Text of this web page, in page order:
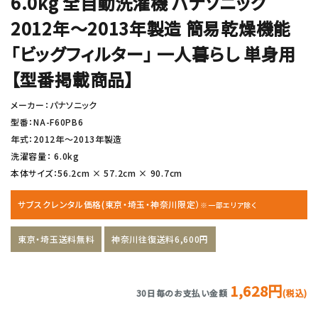
2012年〜2013年製造 簡易乾燥機能
「ビッグフィルター」 一人暮らし 単身用
【型番掲載商品】
メーカー：パナソニック
型番：NA-F60PB6
年式：2012年〜2013年製造
洗濯容量： 6.0kg
本体サイズ：56.2cm × 57.2cm × 90.7cm
サブスクレンタル価格(東京・埼玉・神奈川限定） ※一部エリア除く
東京・埼玉送料無料 神奈川往復送料6,600円
30日毎のお支払い金額 1,628円(税込)